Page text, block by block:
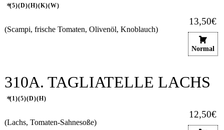
5 D H K W
13,50€
Normal
(Scampi, frische Tomaten, Olivenöl, Knoblauch)
310A. TAGLIATELLE LACHS
1 5 D H
12,50€
(Lachs, Tomaten-Sahnesoße)